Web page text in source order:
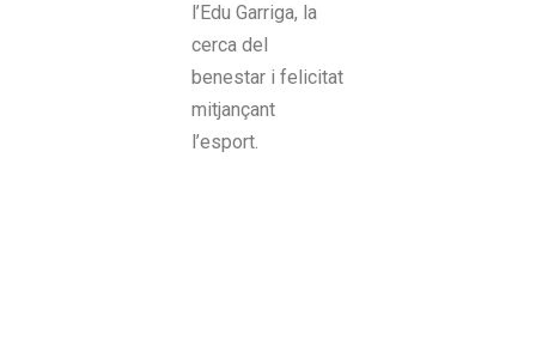
l’ Edu Garriga, la
cerca del
benestar i felicitat
mitjançant
l’esport.